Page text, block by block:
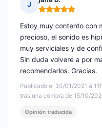
J
Nota: 5 de 5
Publicado el 30/01/2021 à
tras una compra de 15/10/
Estoy muy contento con
precioso, el sonido es
muy serviciales y de
Sin duda volveré a por
recomendarlos. Gracias.
Opinión traducida